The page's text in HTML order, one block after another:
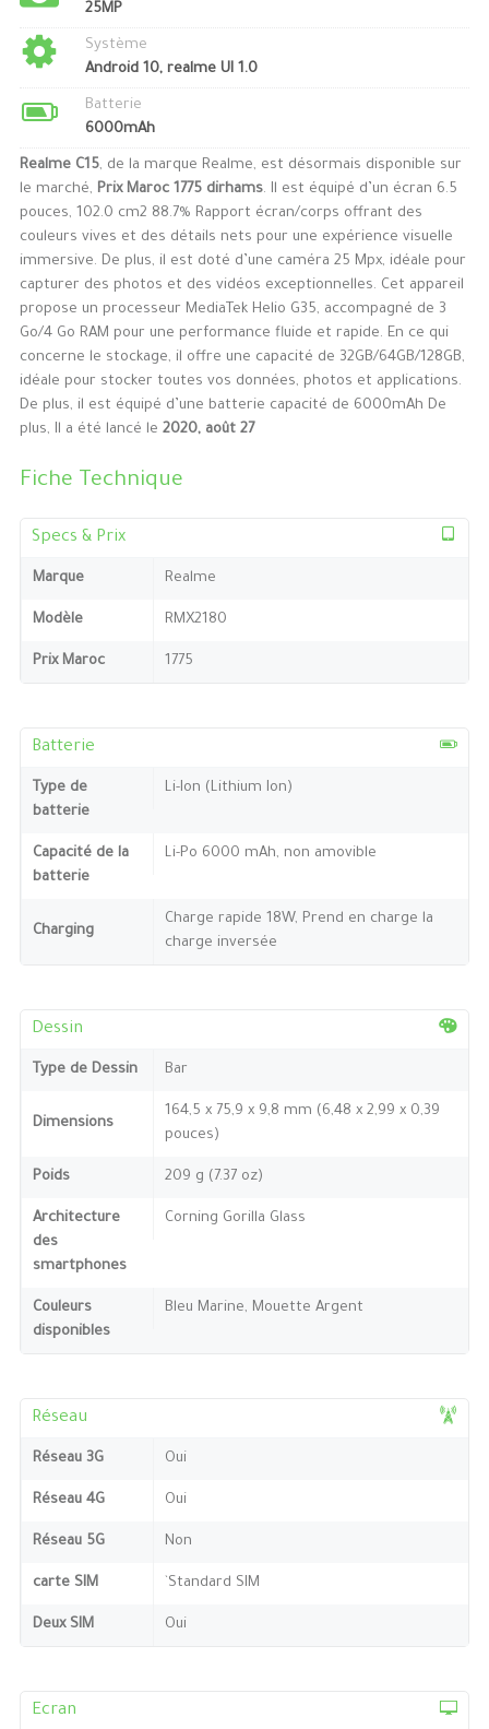
25MP
Système
Android 10, realme UI 1.0
Batterie
6000mAh
Realme C15, de la marque Realme, est désormais disponible sur
le marché, Prix Maroc 1775 dirhams. Il est équipé d’un écran 6.5
pouces, 102.0 cm2 88.7% Rapport écran/corps offrant des
couleurs vives et des détails nets pour une expérience visuelle
immersive. De plus, il est doté d’une caméra 25 Mpx, idéale pour
capturer des photos et des vidéos exceptionnelles. Cet appareil
propose un processeur MediaTek Helio G35, accompagné de 3
Go/4 Go RAM pour une performance fluide et rapide. En ce qui
concerne le stockage, il offre une capacité de 32GB/64GB/128GB,
idéale pour stocker toutes vos données, photos et applications.
De plus, il est équipé d’une batterie capacité de 6000mAh De
plus, Il a été lancé le 2020, août 27
Fiche Technique
Specs & Prix
Marque Realme
Modèle RMX2180
Prix Maroc 1775
Batterie
Type de
batterie
Li-Ion (Lithium Ion)
Capacité de la
batterie
Li-Po 6000 mAh, non amovible
Charging
Charge rapide 18W, Prend en charge la
charge inversée
Dessin
Type de Dessin Bar
Dimensions
164,5 x 75,9 x 9,8 mm (6,48 x 2,99 x 0,39
pouces)
Poids 209 g (7.37 oz)
Architecture
des
smartphones
Corning Gorilla Glass
Couleurs
disponibles
Bleu Marine, Mouette Argent
Réseau
Réseau 3G Oui
Réseau 4G Oui
Réseau 5G Non
carte SIM `Standard SIM
Deux SIM Oui
Ecran